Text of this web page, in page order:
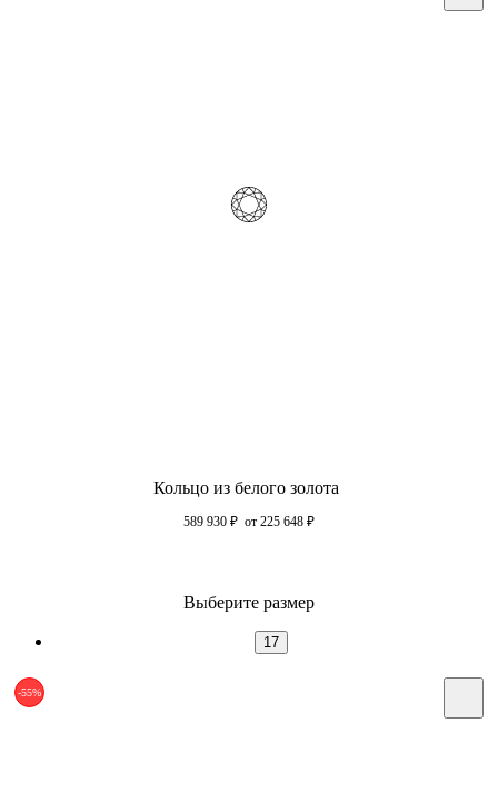
Кольцо из белого золота
589 930 ₽ от 225 648 ₽
Выберите размер
17
-55%